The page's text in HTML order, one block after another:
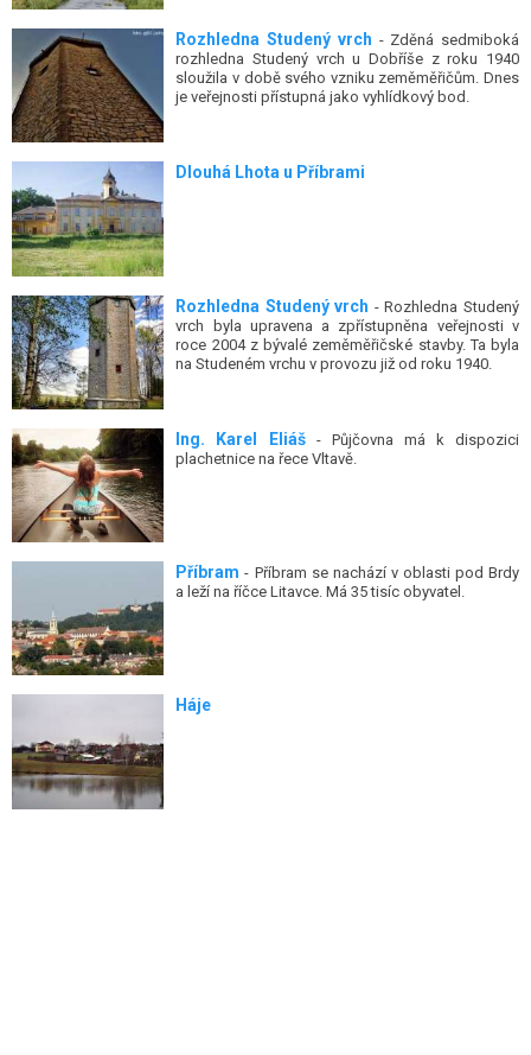
Rozhledna Studený vrch - Zděná sedmiboká
rozhledna Studený vrch u Dobříše z roku 1940
sloužila v době svého vzniku zeměměřičům. Dnes
je veřejnosti přístupná jako vyhlídkový bod.
Dlouhá Lhota u Příbrami
Rozhledna Studený vrch - Rozhledna Studený
vrch byla upravena a zpřístupněna veřejnosti v
roce 2004 z bývalé zeměměřičské stavby. Ta byla
na Studeném vrchu v provozu již od roku 1940.
Ing. Karel Eliáš- Půjčovna má k dispozici
plachetnice na řece Vltavě.
Příbram - Příbram se nachází v oblasti pod Brdy
a leží na říčce Litavce. Má 35 tisíc obyvatel.
Háje